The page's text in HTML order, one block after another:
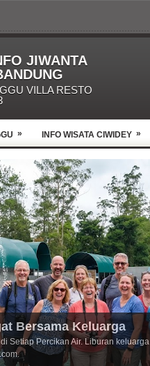
JIWANTA
VILLA RESTO
» INFO WISATA CIWIDEY »
Bersama Keluarga
Setiap Percikan Air. Liburan